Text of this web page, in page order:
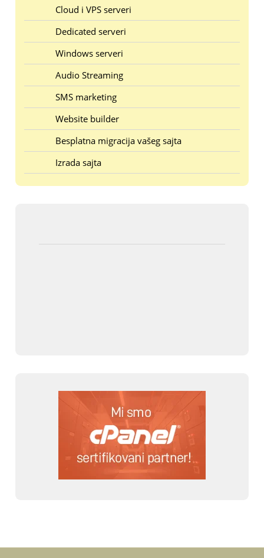
Cloud i VPS serveri
Dedicated serveri
Windows serveri
Audio Streaming
SMS marketing
Website builder
Besplatna migracija vašeg sajta
Izrada sajta